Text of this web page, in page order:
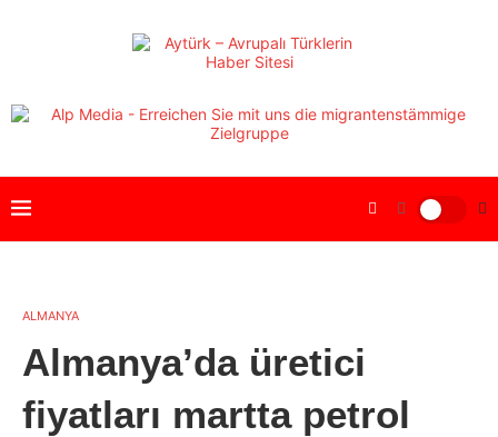
ALMANYA
Almanya’da üretici
fiyatları martta petrol